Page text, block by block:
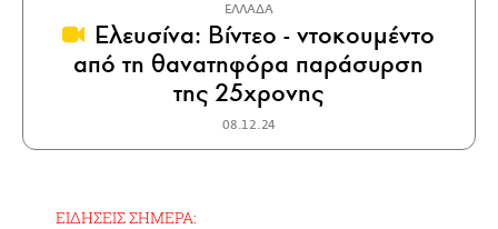
ΕΛΛΑΔΑ
Ελευσίνα: Βίντεο - ντοκουμέντο
από τη θανατηφόρα παράσυρση
της 25χρονης
08.12.24
ΕΙΔΗΣΕΙΣ ΣΗΜΕΡΑ: